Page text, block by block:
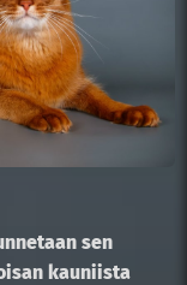
sen
kauniista